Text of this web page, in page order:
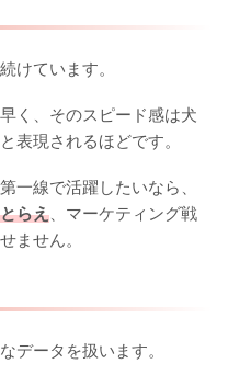
けています。
く、そのスピード感は犬
表現されるほどです。
一線で活躍したいなら、
らえ 、マーケティング戦
ません。
データを扱います。